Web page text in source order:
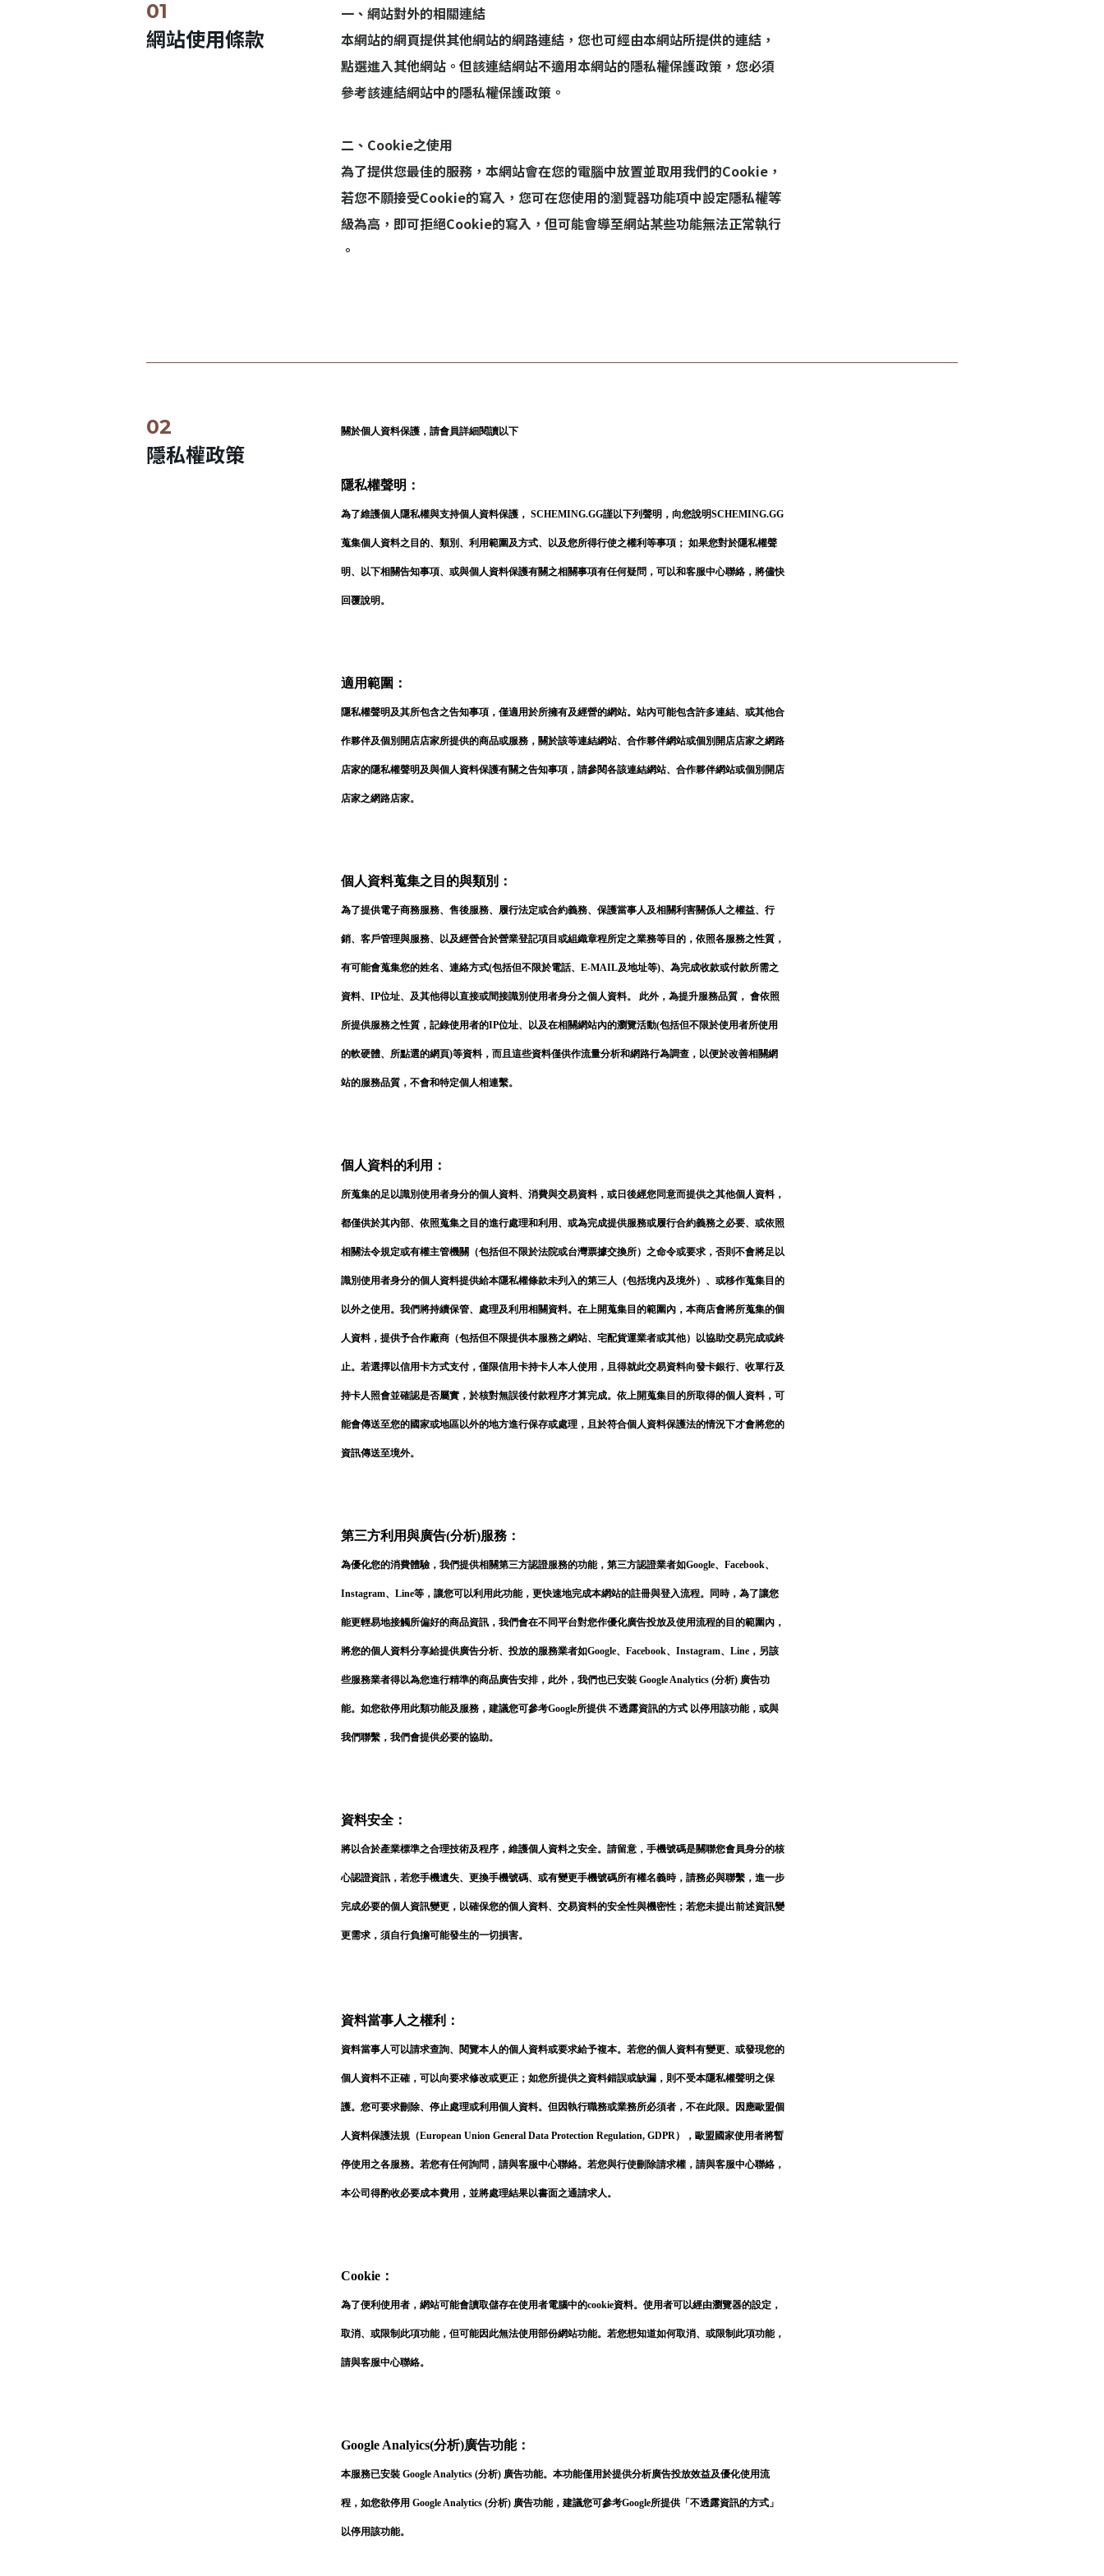
建立專屬帳號
只要再完成幾個步驟，即可完成帳號的註冊程序，
我 要 註 冊
網站使用條款
一、網站對外的相關連結
本網站的網頁提供其他網站的網路連結，您也可經由本網站所提供的連結，
點選進入其他網站。但該連結網站不適用本網站的隱私權保護政策，您必須
參考該連結網站中的隱私權保護政策。
二、Cookie之使用
為了提供您最佳的服務，本網站會在您的電腦中放置並取用我們的Cookie，
若您不願接受Cookie的寫入，您可在您使用的瀏覽器功能項中設定隱私權等
級為高，即可拒絕Cookie的寫入，但可能會導至網站某些功能無法正常執行
。
隱私權政策
關於個人資料保護，請會員詳細閱讀以下
隱私權聲明：
為了維護個人隱私權與支持個人資料保護， SCHEMING.GG謹以下列聲明，向您說明SCHEMING.GG
蒐集個人資料之目的、類別、利用範圍及方式、以及您所得行使之權利等事項； 如果您對於隱私權聲
明、以下相關告知事項、或與個人資料保護有關之相關事項有任何疑問，可以和客服中心聯絡，將儘快
回覆說明。
適用範圍：
隱私權聲明及其所包含之告知事項，僅適用於所擁有及經營的網站。站內可能包含許多連結、或其他合
作夥伴及個別開店店家所提供的商品或服務，關於該等連結網站、合作夥伴網站或個別開店店家之網路
店家的隱私權聲明及與個人資料保護有關之告知事項，請參閱各該連結網站、合作夥伴網站或個別開店
店家之網路店家。
個人資料蒐集之目的與類別：
為了提供電子商務服務、售後服務、履行法定或合約義務、保護當事人及相關利害關係人之權益、行
銷、客戶管理與服務、以及經營合於營業登記項目或組織章程所定之業務等目的，依照各服務之性質，
有可能會蒐集您的姓名、連絡方式(包括但不限於電話、E-MAIL及地址等)、為完成收款或付款所需之
資料、IP位址、及其他得以直接或間接識別使用者身分之個人資料。 此外，為提升服務品質， 會依照
所提供服務之性質，記錄使用者的IP位址、以及在相關網站內的瀏覽活動(包括但不限於使用者所使用
的軟硬體、所點選的網頁)等資料，而且這些資料僅供作流量分析和網路行為調查，以便於改善相關網
站的服務品質，不會和特定個人相連繫。
個人資料的利用：
所蒐集的足以識別使用者身分的個人資料、消費與交易資料，或日後經您同意而提供之其他個人資料，
都僅供於其內部、依照蒐集之目的進行處理和利用、或為完成提供服務或履行合約義務之必要、或依照
相關法令規定或有權主管機關（包括但不限於法院或台灣票據交換所）之命令或要求，否則不會將足以
識別使用者身分的個人資料提供給本隱私權條款未列入的第三人（包括境內及境外）、或移作蒐集目的
以外之使用。我們將持續保管、處理及利用相關資料。在上開蒐集目的範圍內，本商店會將所蒐集的個
人資料，提供予合作廠商（包括但不限提供本服務之網站、宅配貨運業者或其他）以協助交易完成或終
止。若選擇以信用卡方式支付，僅限信用卡持卡人本人使用，且得就此交易資料向發卡銀行、收單行及
持卡人照會並確認是否屬實，於核對無誤後付款程序才算完成。依上開蒐集目的所取得的個人資料，可
能會傳送至您的國家或地區以外的地方進行保存或處理，且於符合個人資料保護法的情況下才會將您的
資訊傳送至境外。
第三方利用與廣告(分析)服務：
為優化您的消費體驗，我們提供相關第三方認證服務的功能，第三方認證業者如Google、Facebook、
Instagram、Line等，讓您可以利用此功能，更快速地完成本網站的註冊與登入流程。同時，為了讓您
能更輕易地接觸所偏好的商品資訊，我們會在不同平台對您作優化廣告投放及使用流程的目的範圍內，
將您的個人資料分享給提供廣告分析、投放的服務業者如Google、Facebook、Instagram、Line，另該
些服務業者得以為您進行精準的商品廣告安排，此外，我們也已安裝 Google Analytics (分析) 廣告功
能。如您欲停用此類功能及服務，建議您可參考Google所提供 不透露資訊的方式 以停用該功能，或與
我們聯繫，我們會提供必要的協助。
資料安全：
將以合於產業標準之合理技術及程序，維護個人資料之安全。請留意，手機號碼是關聯您會員身分的核
心認證資訊，若您手機遺失、更換手機號碼、或有變更手機號碼所有權名義時，請務必與聯繫，進一步
完成必要的個人資訊變更，以確保您的個人資料、交易資料的安全性與機密性；若您未提出前述資訊變
更需求，須自行負擔可能發生的一切損害。
資料當事人之權利：
資料當事人可以請求查詢、閱覽本人的個人資料或要求給予複本。若您的個人資料有變更、或發現您的
個人資料不正確，可以向要求修改或更正；如您所提供之資料錯誤或缺漏，則不受本隱私權聲明之保
護。您可要求刪除、停止處理或利用個人資料。但因執行職務或業務所必須者，不在此限。因應歐盟個
人資料保護法規（European Union General Data Protection Regulation, GDPR），歐盟國家使用者將暫
停使用之各服務。若您有任何詢問，請與客服中心聯絡。若您與行使刪除請求權，請與客服中心聯絡，
本公司得酌收必要成本費用，並將處理結果以書面之通請求人。
Cookie：
為了便利使用者，網站可能會讀取儲存在使用者電腦中的cookie資料。使用者可以經由瀏覽器的設定，
取消、或限制此項功能，但可能因此無法使用部份網站功能。若您想知道如何取消、或限制此項功能，
請與客服中心聯絡。
Google Analyics(分析)廣告功能：
本服務已安裝 Google Analytics (分析) 廣告功能。本功能僅用於提供分析廣告投放效益及優化使用流
程，如您欲停用 Google Analytics (分析) 廣告功能，建議您可參考Google所提供「 不透露資訊的方式」
以停用該功能。